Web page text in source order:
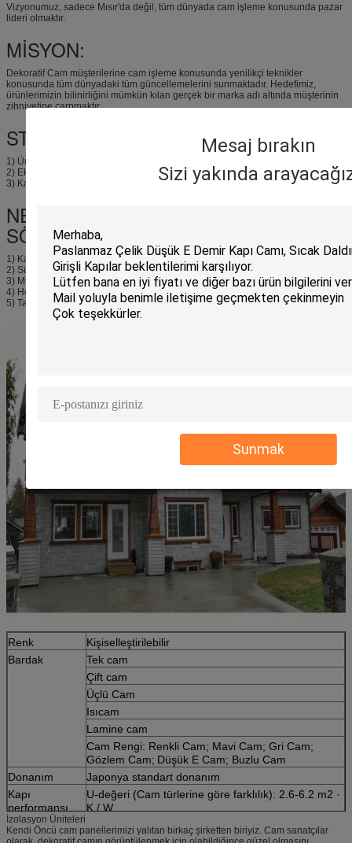
Mesaj bırakın
Sizi yakında
Sunmak
Vizyonumuz, sadece Mısır'da değil, tüm dünyada cam işleme konusunda pazar
lideri olmaktır.
MİSYON:
Dekoratif Cam müşterilerine cam işleme konusunda yenilikçi teknikler
konusunda tüm dünyadaki tüm güncellemelerini sunmaktadır. Hedefimiz,
ürünlerimizin bilinirliğini mümkün kılan gerçek bir marka adı altında müşterinin
zihniyetine çarpmaktır.
STRATEJİ:
1) Ürün kalitesi önce gelir.
2) Ekibimizi şirketin ve müşterinin beklentilerini karşılamak için eğitin.
3) Kapsama alanımızı yeni şubelerle artırın.
NEDEN MÜŞTERİLER ABD İLE
SÖYLEŞİYOR?
1) Kalite, çabukluk ve bütünlük.
2) Sürekli ilerleme ve yenilik.
3) Müşterinin ihtiyaçları memnuniyeti karşılar.
4) Hem temperlenmiş cam hem de sanat eserini aynı yerde üretmek.
5) Tasarımların tekliği.
Renk
Kişiselleştirilebilir
Bardak
Tek cam
Çift cam
Üçlü Cam
Isıcam
Lamine cam
Cam Rengi: Renkli Cam; Mavi Cam; Gri Cam;
Gözlem Cam; Düşük E Cam; Buzlu Cam
Donanım
Japonya standart donanım
Kapı
performansı
U-değeri (Cam türlerine göre farklılık): 2.6-6.2 m2 ·
K / W
Rüzgar Yükü Kapasitesi: 4500 Pa
İzolasyon Üniteleri
Kendi Öncü cam panellerimizi yalıtan birkaç şirketten biriyiz. Cam sanatçılar